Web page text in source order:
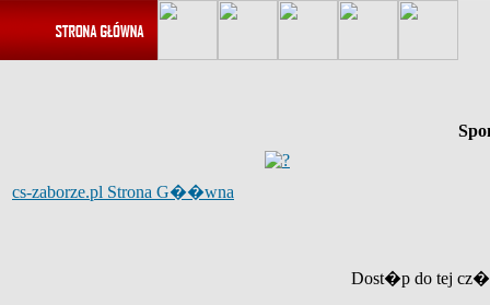
cs-zaborze.pl Strona G��wna
Dost�p do tej